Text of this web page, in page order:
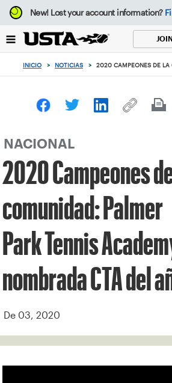
Enfoque
desde
botón
volver
principio
New!Lost your account information?
JOIN
INICIO > NOTICIAS > 2020 CAMPEONES DE LA
NACIONAL
2020 Campeones
comunidad: Palmer
Park Tennis
nombrada CTA del
De 03, 2020